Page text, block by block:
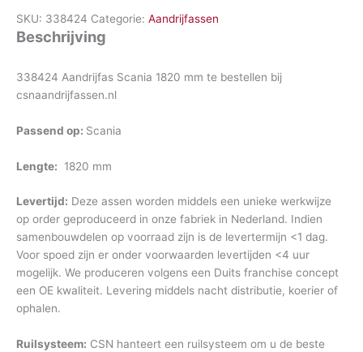
SKU: 338424 Categorie: Aandrijfassen
Beschrijving
338424 Aandrijfas Scania 1820 mm te bestellen bij
csnaandrijfassen.nl
Passend op: Scania
Lengte: 1820 mm
Levertijd: Deze assen worden middels een unieke werkwijze
op order geproduceerd in onze fabriek in Nederland. Indien
samenbouwdelen op voorraad zijn is de levertermijn <1 dag.
Voor spoed zijn er onder voorwaarden levertijden <4 uur
mogelijk. We produceren volgens een Duits franchise concept
een OE kwaliteit. Levering middels nacht distributie, koerier of
ophalen.
Ruilsysteem: CSN hanteert een ruilsysteem om u de beste